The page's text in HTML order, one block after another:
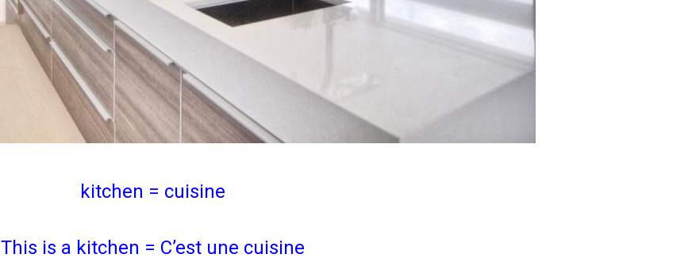
kitchen = cuisine
This is a kitchen = C’est une cuisine